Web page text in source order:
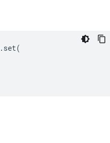
. set(